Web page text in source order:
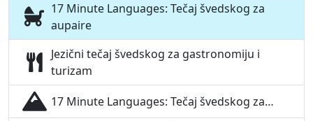
17 Minute Languages: Tečaj švedskog za
aupaire
Jezični tečaj švedskog za gastronomiju i
turizam
17 Minute Languages: Tečaj švedskog za…